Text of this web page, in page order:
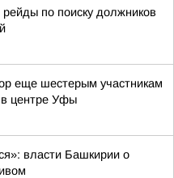
по поиску должников
еще шестерым участникам
в центре Уфы
власти Башкирии о